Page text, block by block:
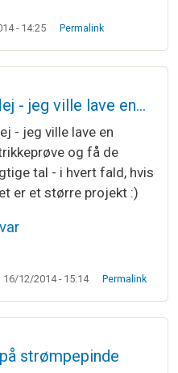
- 14:25 Permalink
afJohanne Laursen
- jeg ville lave en…
- jeg ville lave en
og få de
tal - i hvert fald, hvis
er et større projekt :)
16/12/2014 - 15:14 Permalink
strømpepinde